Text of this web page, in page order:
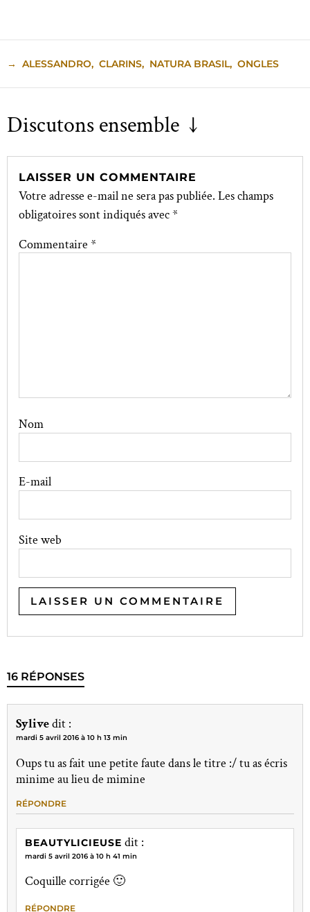
→ ALESSANDRO, CLARINS, NATURA BRASIL, ONGLES
Discutons ensemble ↓
LAISSER UN COMMENTAIRE
Votre adresse e-mail ne sera pas publiée. Les champs
obligatoires sont indiqués avec*
Commentaire *
Nom
E-mail
Site web
16 RÉPONSES
Sylivedit :
mardi 5 avril 2016 à 10 h 13 min
Oups tu as fait une petite faute dans le titre :/ tu as écris
minime au lieu de mimine
RÉPONDRE
BEAUTYLICIEUSE dit :
mardi 5 avril 2016 à 10 h 41 min
Coquille corrigée 🙂
RÉPONDRE